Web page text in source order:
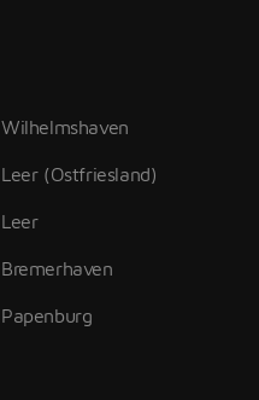
Wilhelmshaven
Leer (Ostfriesland)
Leer
Bremerhaven
Papenburg